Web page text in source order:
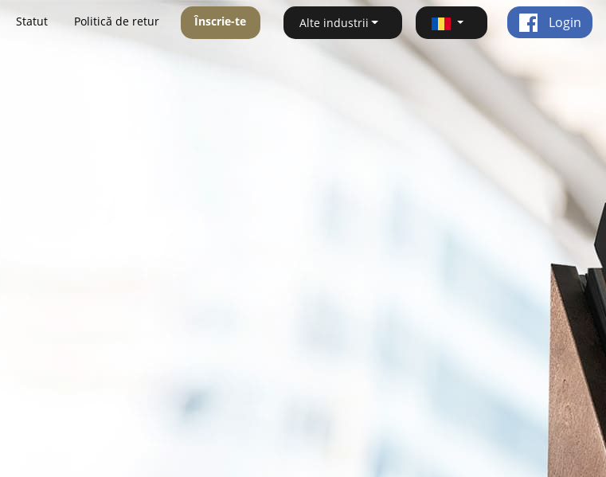
Statut Politică de retur Înscrie-te Alte industrii Login